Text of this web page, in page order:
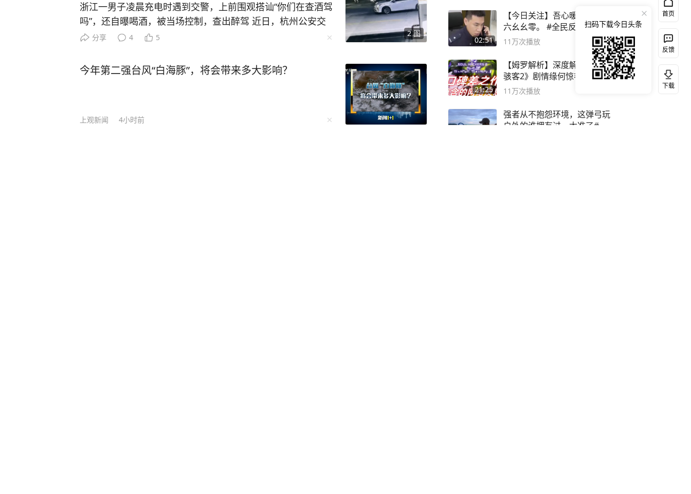
2 图
浙江一男子凌晨充电时遇到交警，上前围观搭讪“你们在查酒驾
吗”，还自曝喝酒，被当场控制，查出醉驾 近日，杭州公安交
管部门查获一起饮酒后驾车“送上门”的违法案例。一起来看看
交警在加油站处理事故时，正在一旁等候充电位的舒某见有交
警在场，因好奇心驱使，下车走上前围观“吃瓜”，并主动向交
问询，舒某毫无防备地说：“我喝了瓶啤酒，我怕你查酒驾，我
分享 4 5
今年第二强台风“白海豚”，将会带来多大影响？
上观新闻 4小时前
02:51
【今日关注】吾心暖民心，九
六幺幺零。 #全民反诈进行时
11万次播放
21:25
【姆罗解析】深度解析《灵魂
骇客2》剧情缘何惊艳
11万次播放
强者从不抱怨环境，这弹弓玩
户外的谁拥有过，太准了#弹
首页
反馈
下载
扫码下载今日头条